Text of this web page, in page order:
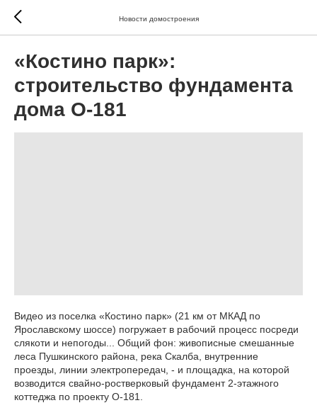
Новости домостроения
«Костино парк»:
строительство фундамента
дома О-181
Видео из поселка «Костино парк» (21 км от МКАД по
Ярославскому шоссе) погружает в рабочий процесс посреди
слякоти и непогоды... Общий фон: живописные смешанные
леса Пушкинского района, река Скалба, внутренние
проезды, линии электропередач, - и площадка, на которой
возводится свайно-ростверковый фундамент 2-этажного
коттеджа по проекту О-181.